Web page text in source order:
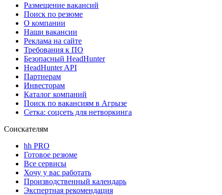
Размещение вакансий
Поиск по резюме
О компании
Наши вакансии
Реклама на сайте
Требования к ПО
Безопасный HeadHunter
HeadHunter API
Партнерам
Инвесторам
Каталог компаний
Поиск по вакансиям в Агрызе
Сетка: соцсеть для нетворкинга
Соискателям
hh PRO
Готовое резюме
Все сервисы
Хочу у вас работать
Производственный календарь
Экспертная рекомендация